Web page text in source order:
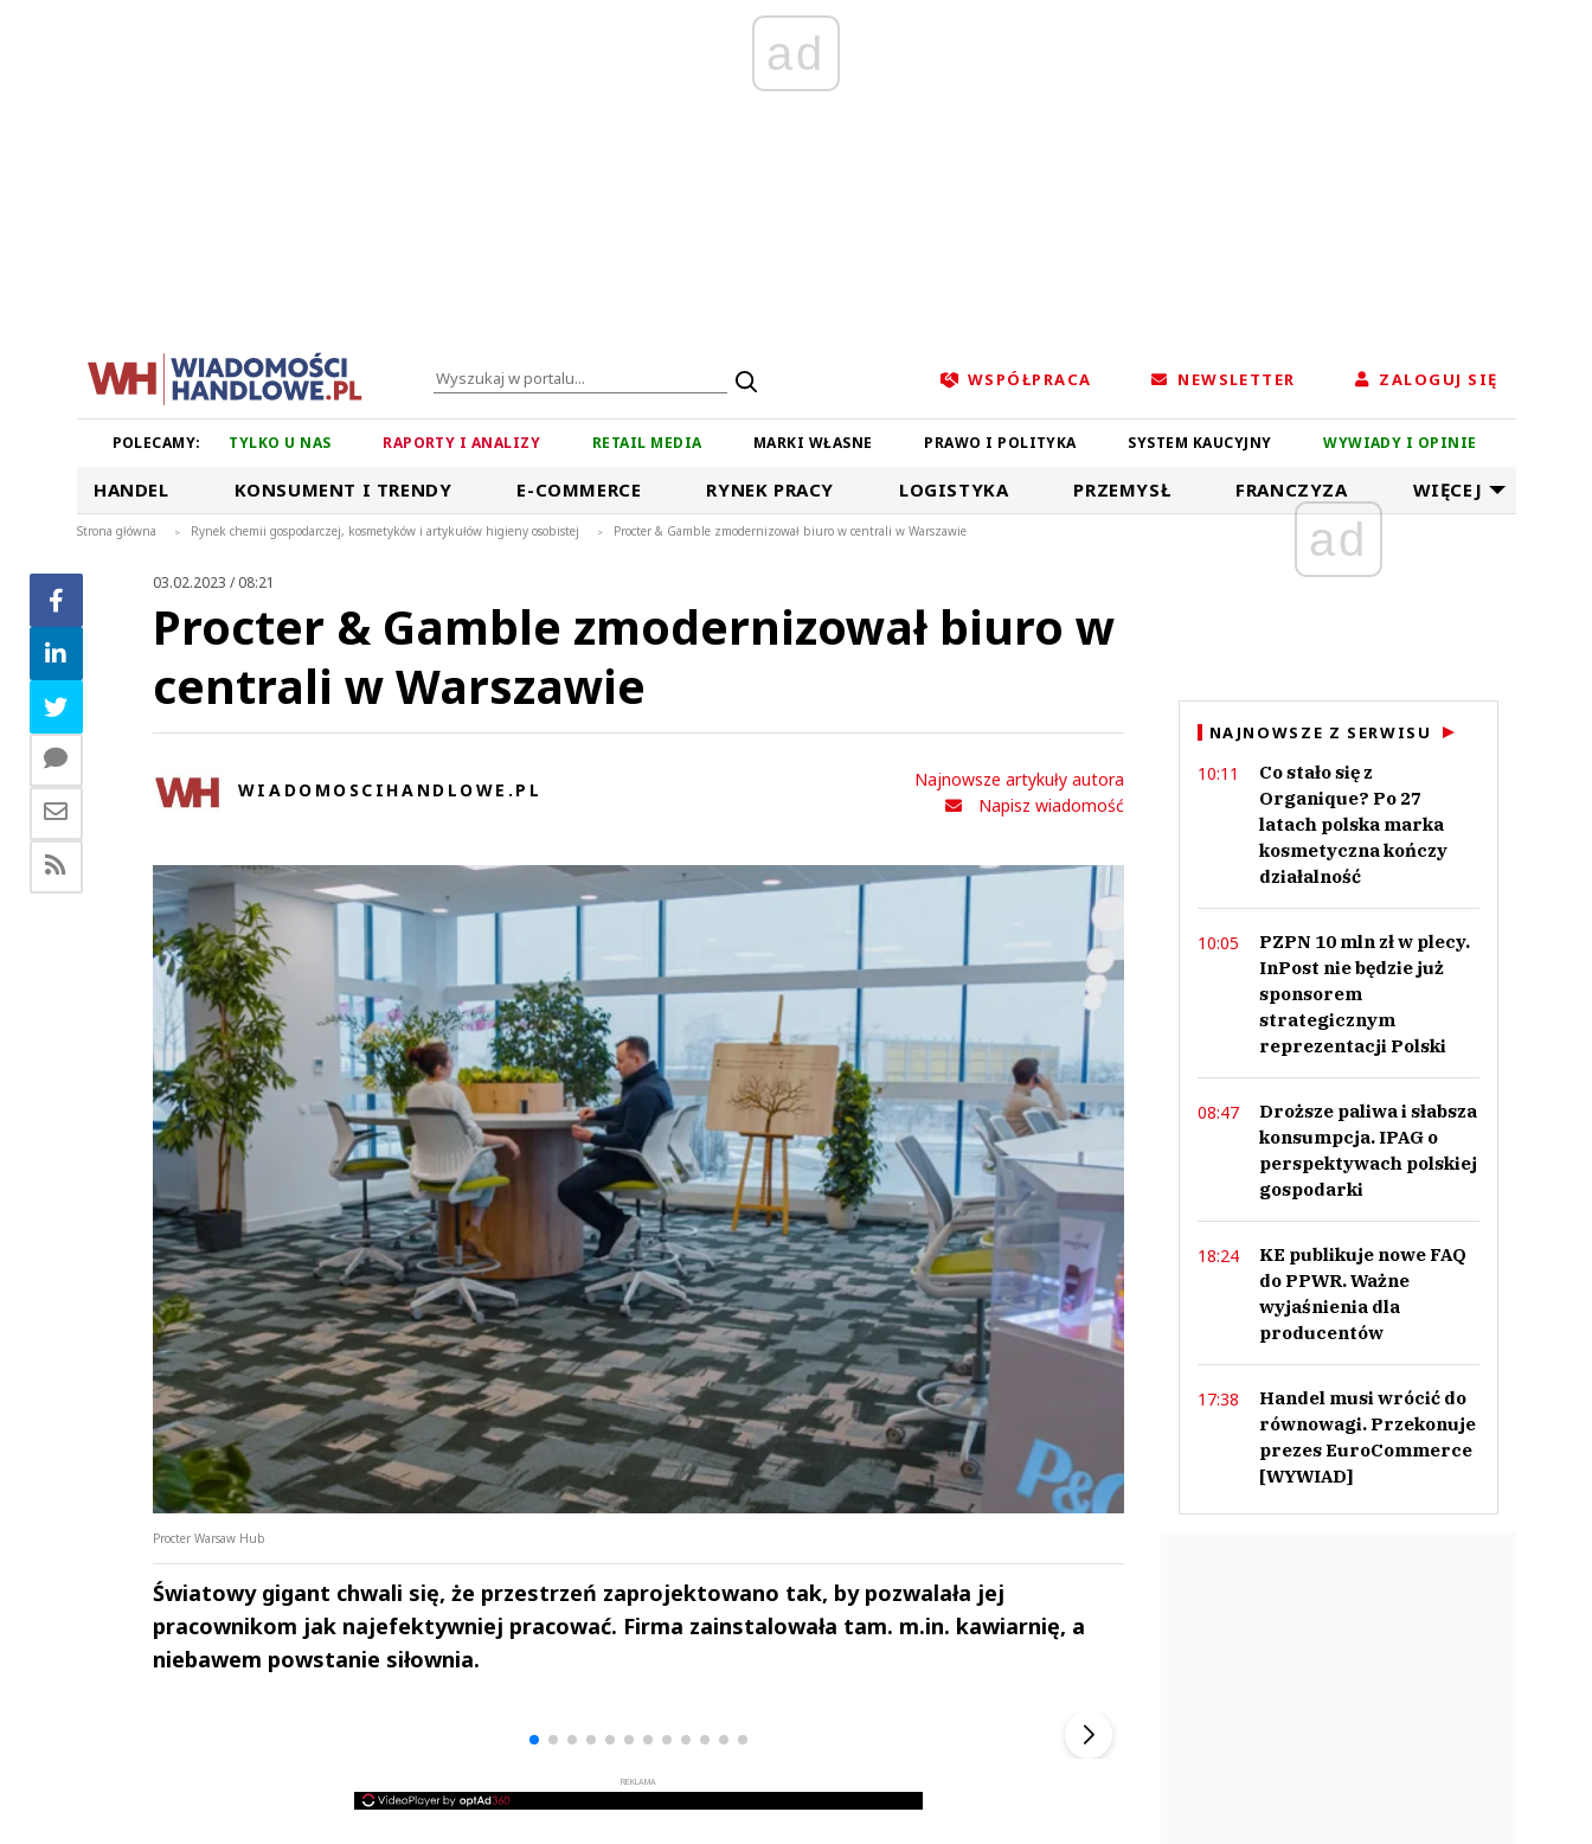
ad
WSPÓŁPRACA NEWSLETTER ZALOGUJ SIĘ
POLECAMY: TYLKO U NAS RAPORTY I ANALIZY RETAIL MEDIA MARKI WŁASNE PRAWO I POLITYKA SYSTEM KAUCYJNY WYWIADY I OPINIE
HANDEL KONSUMENT I TRENDY E-COMMERCE RYNEK PRACY LOGISTYKA PRZEMYSŁ FRANCZYZA WIĘCEJ
Strona główna > Rynek chemii gospodarczej, kosmetyków i artykułów higieny osobistej > Procter & Gamble zmodernizował biuro w centrali w Warszawie
03.02.2023 / 08:21
Procter & Gamble zmodernizował biuro w
centrali w Warszawie
WIADOMOSCIHANDLOWE.PL
Najnowsze artykuły autora
Napisz wiadomość
Procter Warsaw Hub
Światowy gigant chwali się, że przestrzeń zaprojektowano tak, by pozwalała jej
pracownikom jak najefektywniej pracować. Firma zainstalowała tam. m.in. kawiarnię, a
niebawem powstanie siłownia.
REKLAMA
Andrzej i Marta
Marta i Andrzej
ad
NAJNOWSZE Z SERWISU
10:11
Co stało się z
Organique? Po 27
latach polska marka
kosmetyczna kończy
działalność
10:05
PZPN 10 mln zł w plecy.
InPost nie będzie już
sponsorem
strategicznym
reprezentacji Polski
08:47
Droższe paliwa i słabsza
konsumpcja. IPAG o
perspektywach polskiej
gospodarki
18:24
KE publikuje nowe FAQ
do PPWR. Ważne
wyjaśnienia dla
producentów
17:38
Handel musi wrócić do
równowagi. Przekonuje
prezes EuroCommerce
[WYWIAD]